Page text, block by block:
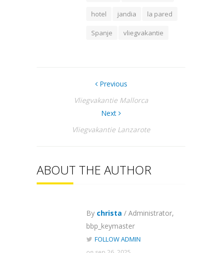
hotel jandia la pared
Spanje vliegvakantie
Previous
Vliegvakantie Mallorca
Next
Vliegvakantie Lanzarote
ABOUT THE AUTHOR
By christa / Administrator,
bbp_keymaster
FOLLOW ADMIN